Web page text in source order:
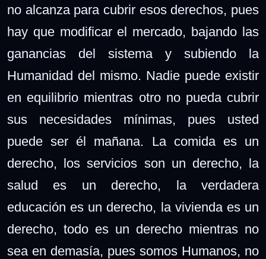
no alcanza para cubrir esos derechos, pues
hay que modificar el mercado, bajando las
ganancias del sistema y subiendo la
Humanidad del mismo. Nadie puede existir
en equilibrio mientras otro no pueda cubrir
sus necesidades mínimas, pues usted
puede ser él mañana. La comida es un
derecho, los servicios son un derecho, la
salud es un derecho, la verdadera
educación es un derecho, la vivienda es un
derecho, todo es un derecho mientras no
sea en demasía, pues somos Humanos, no